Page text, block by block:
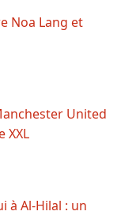
Noa Lang et
United
XXL
à Al-Hilal : un